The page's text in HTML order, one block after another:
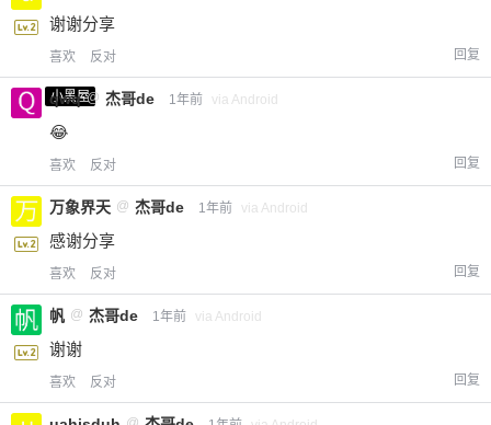
谢谢分享
喜欢 反对 回复
小黑屋
qwq @ 杰哥de 1年前 via Android
😂
喜欢 反对 回复
万象界天 @ 杰哥de 1年前 via Android
感谢分享
喜欢 反对 回复
帆 @ 杰哥de 1年前 via Android
谢谢
喜欢 反对 回复